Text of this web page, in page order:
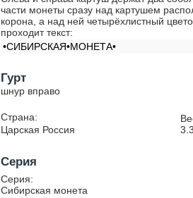
части монеты сразу над картушем
корона, а над ней четырёхлистный
проходит текст:
•СИБИРСКАЯ•МОНЕТА•
Гурт
шнур вправо
Страна:
Царская Россия
3.3
Серия
Серия:
Сибирская монета